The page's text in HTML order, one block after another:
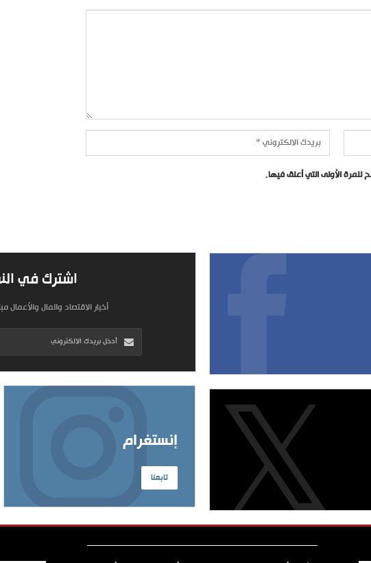
الأولى التي أعلق فيها.
اشترك في
أخبار الاقتصاد والمال
إنستغرام
تابعنا